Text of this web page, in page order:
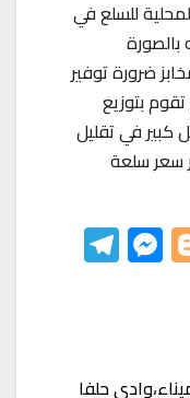
للسلع في
بالصورة
ضرورة توفير
بتوزيع
كبير في تقليل
سعر سلعة
Bl
o
M
es
ge
mحلفا